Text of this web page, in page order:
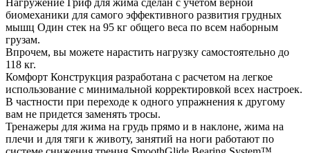
биомеханики для самого эффективного развития грудных
мышц Один стек на 95 кг общего веса по всем наборным
грузам.
Впрочем, вы можете нарастить нагрузку самостоятельно до
118 кг.
Комфорт Конструкция разработана с расчетом на легкое
использование с минимальной корректировкой всех настроек.
В частности при переходе к одного упражнения к другому
вам не придется заменять тросы.
Тренажеры для жима на грудь прямо и в наклоне, жима на
плечи и для тяги к животу, занятий на ноги работают по